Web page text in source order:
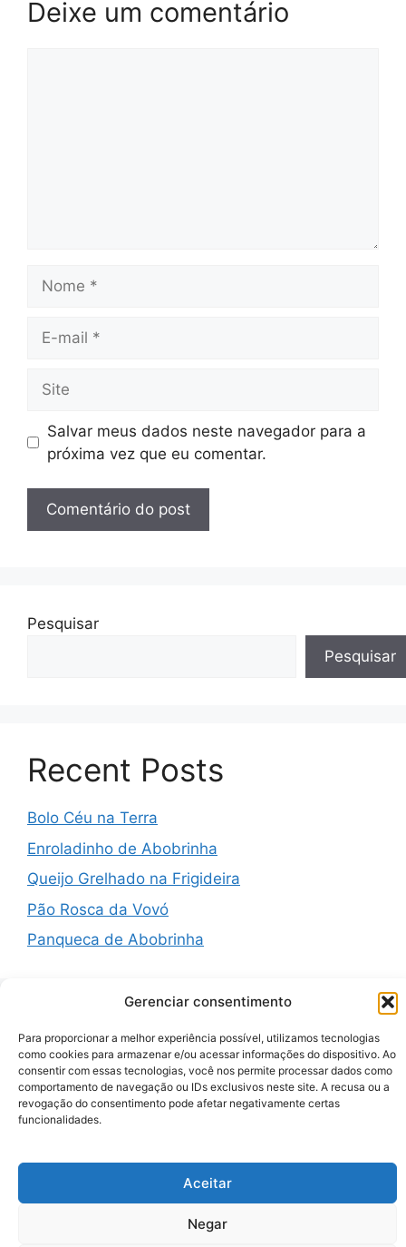
Gerenciar consentimento
Para proporcionar a melhor experiência possível, utilizamos tecnologias
como cookies para armazenar e/ou acessar informações do dispositivo. Ao
consentir com essas tecnologias, você nos permite processar dados como
comportamento de navegação ou IDs exclusivos neste site. A recusa ou a
revogação do consentimento pode afetar negativamente certas
funcionalidades.
Aceitar
Negar
Deixe um comentário
mail
Salvar meus dados neste navegador para a
próxima vez que eu comentar.
Pesquisar
Pesquisar
Recent Posts
Bolo Céu na Terra
Enroladinho de Abobrinha
Queijo Grelhado na Frigideira
Pão Rosca da Vovó
Panqueca de Abobrinha
Recent Comments
A WordPress CommenteremHello world!
© 2026 Zenauraf Receitas • Built with